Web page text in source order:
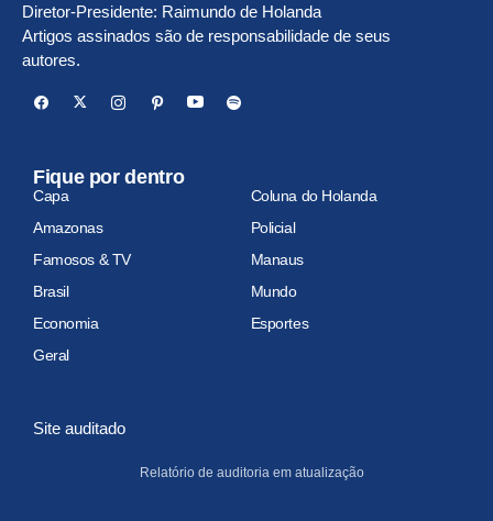
Diretor-Presidente: Raimundo de Holanda
Artigos assinados são de responsabilidade de seus
autores.
Fique por dentro
Capa
Coluna do Holanda
Amazonas
Policial
Famosos & TV
Manaus
Brasil
Mundo
Economia
Esportes
Geral
Site auditado
Relatório de auditoria em atualização